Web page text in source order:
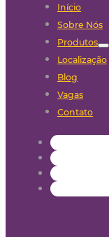
Início
Sobre Nós
Produtos
Localização
Blog
Vagas
Contato